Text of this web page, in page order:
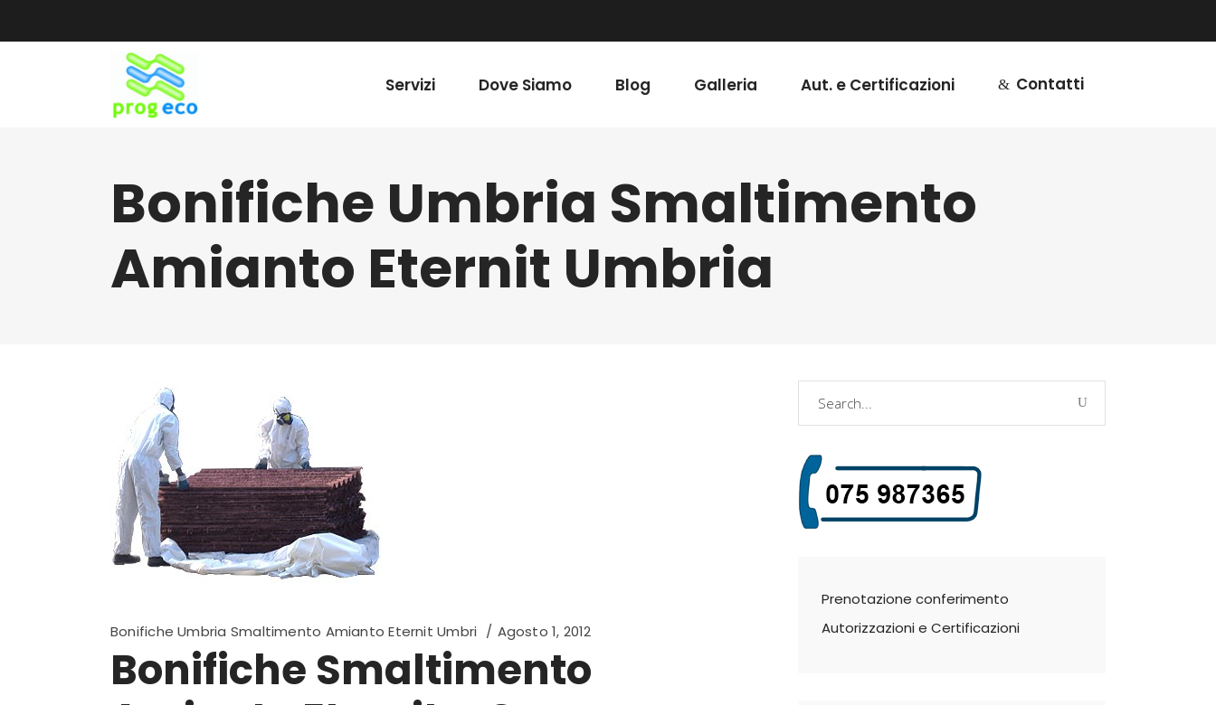
Servizi Dove Siamo Blog Galleria Aut. e Certificazioni Contatti
Bonifiche Umbria Smaltimento
Amianto Eternit Umbria
Bonifiche Umbria Smaltimento Amianto Eternit Umbri Agosto 1, 2012
Bonifiche Smaltimento
Prenotazione conferimento
Autorizzazioni e Certificazioni